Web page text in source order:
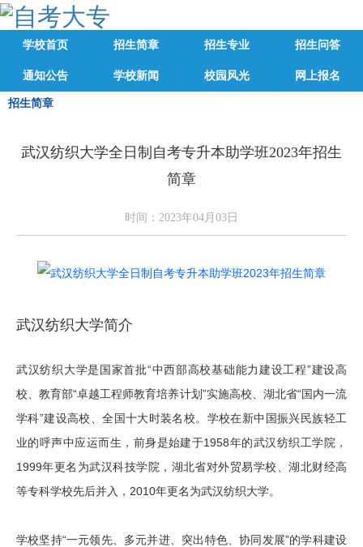
学校首页 招生简章 招生专业 招生问答
通知公告 学校新闻 校园风光 网上报名
招生简章
武汉纺织大学全日制自考专升本助学班2023年招生
简章
时间：2023年04月03日
武汉纺织大学简介
武汉纺织大学是国家首批“中西部高校基础能力建设工程”建设高
校、教育部“卓越工程师教育培养计划”实施高校、湖北省“国内一流
学科”建设高校、全国十大时装名校。学校在新中国振兴民族轻工
业的呼声中应运而生，前身是始建于1958年的武汉纺织工学院，
1999年更名为武汉科技学院，湖北省对外贸易学校、湖北财经高
等专科学校先后并入，2010年更名为武汉纺织大学。
学校坚持“一元领先、多元并进、突出特色、协同发展”的学科建设